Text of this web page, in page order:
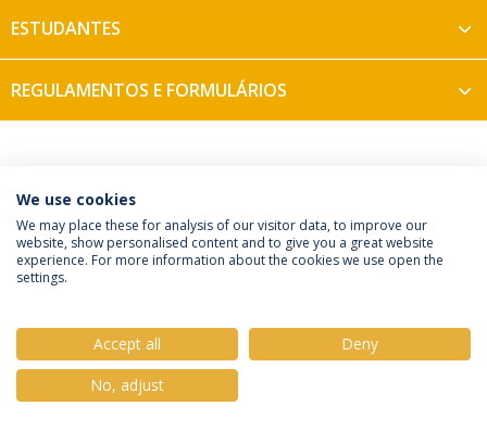
ESTUDANTES
REGULAMENTOS E FORMULÁRIOS
Política de Privacidade
Termos e Condições
Direitos do Titular dos Dados
© 2026 Universidade Católica Portuguesa
We use cookies
We may place these for analysis of our visitor data, to improve our
website, show personalised content and to give you a great website
experience. For more information about the cookies we use open the
settings.
Accept all
Deny
No, adjust